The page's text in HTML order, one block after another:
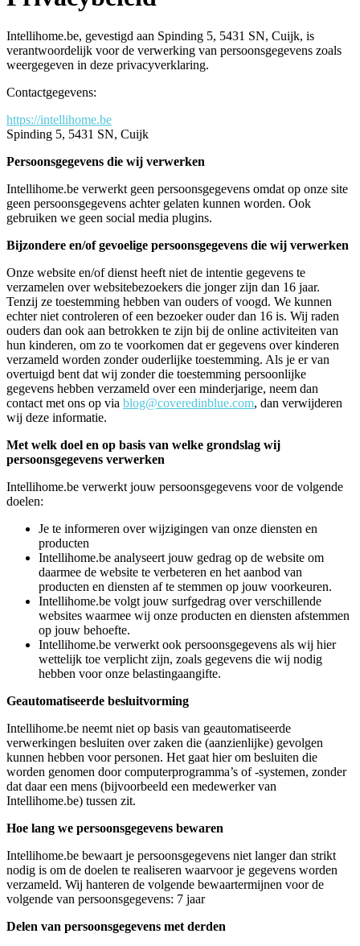
Intellihome.be, gevestigd aan Spinding 5, 5431 SN, Cuijk, is
verantwoordelijk voor de verwerking van persoonsgegevens zoals
weergegeven in deze privacyverklaring.
Contactgegevens:
https://intellihome.be
Spinding 5, 5431 SN, Cuijk
Persoonsgegevens die wij verwerken
Intellihome.be verwerkt geen persoonsgegevens omdat op onze site
geen persoonsgegevens achter gelaten kunnen worden. Ook
gebruiken we geen social media plugins.
Bijzondere en/of gevoelige persoonsgegevens die wij verwerken
Onze website en/of dienst heeft niet de intentie gegevens te
verzamelen over websitebezoekers die jonger zijn dan 16 jaar.
Tenzij ze toestemming hebben van ouders of voogd. We kunnen
echter niet controleren of een bezoeker ouder dan 16 is. Wij raden
ouders dan ook aan betrokken te zijn bij de online activiteiten van
hun kinderen, om zo te voorkomen dat er gegevens over kinderen
verzameld worden zonder ouderlijke toestemming. Als je er van
overtuigd bent dat wij zonder die toestemming persoonlijke
gegevens hebben verzameld over een minderjarige, neem dan
contact met ons op via blog@coveredinblue.com, dan verwijderen
wij deze informatie.
Met welk doel en op basis van welke grondslag wij
persoonsgegevens verwerken
Intellihome.be verwerkt jouw persoonsgegevens voor de volgende
doelen:
Je te informeren over wijzigingen van onze diensten en
producten
Intellihome.be analyseert jouw gedrag op de website om
daarmee de website te verbeteren en het aanbod van
producten en diensten af te stemmen op jouw voorkeuren.
Intellihome.be volgt jouw surfgedrag over verschillende
websites waarmee wij onze producten en diensten afstemmen
op jouw behoefte.
Intellihome.be verwerkt ook persoonsgegevens als wij hier
wettelijk toe verplicht zijn, zoals gegevens die wij nodig
hebben voor onze belastingaangifte.
Geautomatiseerde besluitvorming
Intellihome.be neemt niet op basis van geautomatiseerde
verwerkingen besluiten over zaken die (aanzienlijke) gevolgen
kunnen hebben voor personen. Het gaat hier om besluiten die
worden genomen door computerprogramma’s of -systemen, zonder
dat daar een mens (bijvoorbeeld een medewerker van
Intellihome.be) tussen zit.
Hoe lang we persoonsgegevens bewaren
Intellihome.be bewaart je persoonsgegevens niet langer dan strikt
nodig is om de doelen te realiseren waarvoor je gegevens worden
verzameld. Wij hanteren de volgende bewaartermijnen voor de
volgende van persoonsgegevens: 7 jaar
Delen van persoonsgegevens met derden